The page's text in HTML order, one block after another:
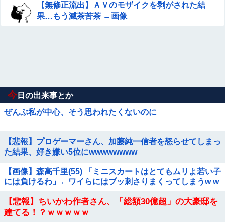
【無修正流出】ＡＶのモザイクを剥がされた結
果…もう滅茶苦茶 →画像
今 日の出来事とか
ぜんぶ私が中心、そう思われたくないのに
【悲報】プロゲーマーさん、加藤純一信者を怒らせてしまっ
た結果、好き嫌い5位にwwwwwwww
【画像】森高千里(55) 「ミニスカートはとてもムリよ若い子
には負けるわ」←ワイらにはブッ刺さりまくってしまうw w
【悲報】ちいかわ作者さん、「総額30億超」の大豪邸を
建てる！？ｗｗｗｗｗ